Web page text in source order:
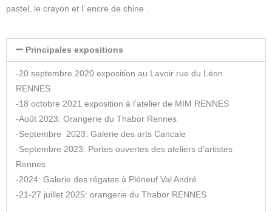
pastel, le crayon et l’ encre de chine .
Principales expositions
-20 septembre 2020 exposition au Lavoir rue du Léon
RENNES
-18 octobre 2021 exposition à l’atelier de MIM RENNES
-Août 2023: Orangerie du Thabor Rennes
-Septembre 2023: Galerie des arts Cancale
-Septembre 2023: Portes ouvertes des ateliers d’artistes
Rennes
-2024: Galerie des régates à Pléneuf Val André
-21-27 juillet 2025: orangerie du Thabor RENNES